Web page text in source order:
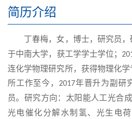
简历介绍
丁春梅，女，博士，研究员，
于中南大学，获工学学士学位； 2
连化学物理研究所，获得物理化
所工作至今， 2017年晋升为副研
员。研究方向：太阳能人工光合
光电催化分解水制氢、光生电